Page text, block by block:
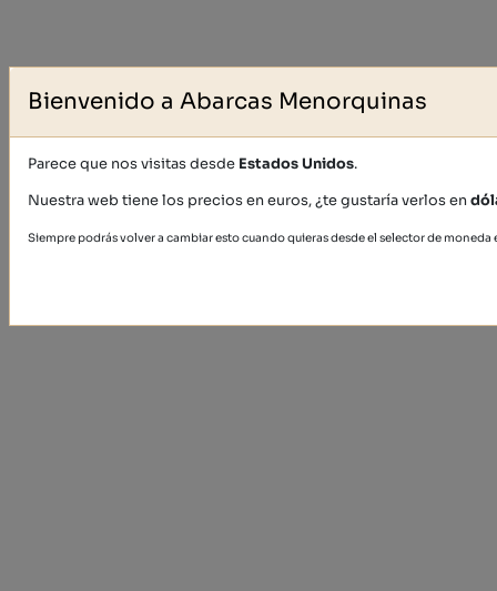
Bienvenido a Abarcas Menorquinas
Parece que nos visitas desde Estados Unidos.
Nuestra web tiene los precios en euros, ¿te gustaría verlos en
Siempre podrás volver a cambiar esto cuando quieras desde el selector de moneda